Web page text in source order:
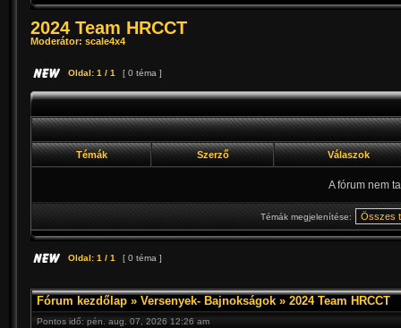
2024 Team HRCCT
Moderátor: scale4x4
Oldal: 1 / 1 [ 0 téma ]
Témák Szerző Válaszok
A fórum nem
Témák megjelenítése:
Oldal: 1 / 1 [ 0 téma ]
Fórum kezdőlap » Versenyek- Bajnokságok » 2024 Team HRCCT
Pontos idő: pén. aug. 07, 2026 12:26 am